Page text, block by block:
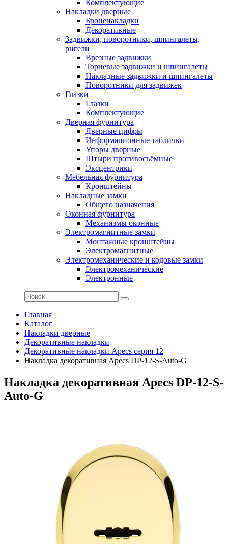
Комплектующие
Накладки дверные
Броненакладки
Декоративные
Задвижки, поворотники, шпингалеты,
ригели
Врезные задвижки
Торцевые задвижки и шпингалеты
Накладные задвижки и шпингалеты
Поворотники для задвижек
Глазки
Глазки
Комплектующие
Дверная фурнитура
Дверные цифры
Информационные таблички
Упоры дверные
Штыри противосъёмные
Эксцентрики
Мебельная фурнитура
Кронштейны
Накладные замки
Общего назначения
Оконная фурнитура
Механизмы оконные
Электромагнитные замки
Монтажные кронштейны
Электромагнитные
Электромеханические и кодовые замки
Электромеханические
Электронные
Главная
Каталог
Накладки дверные
Декоративные накладки
Декоративные накладки Apecs серия 12
Накладка декоративная Apecs DP-12-S-Auto-G
Накладка декоративная Apecs DP-12-S-
Auto-G